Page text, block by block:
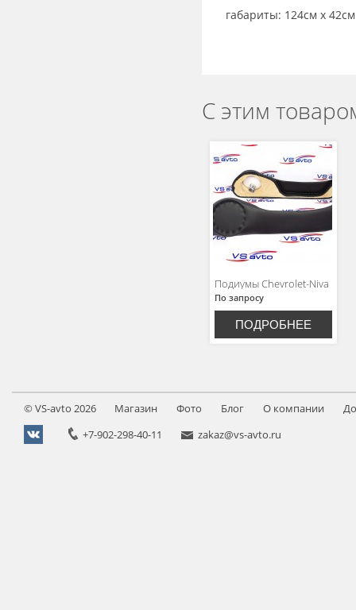
габариты: 124см х
С этим
Подиумы Chevrolet-Niva
По запросу
ПОДРОБНЕЕ
©VS-avto 2026 Магазин Фото Блог О компании
+7-902-298-40-11
zakaz@vs-avto.ru